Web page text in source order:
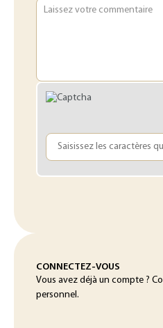
Laissez votre commentaire
CONNECTEZ-VOUS
Vous avez déjà un compte ?
personnel.